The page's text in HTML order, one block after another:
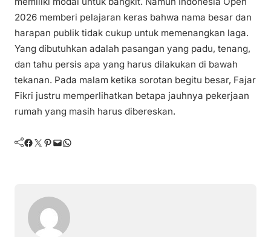
2026 memberi pelajaran keras bahwa nama besar dan
harapan publik tidak cukup untuk memenangkan laga.
Yang dibutuhkan adalah pasangan yang padu, tenang,
dan tahu persis apa yang harus dilakukan di bawah
tekanan. Pada malam ketika sorotan begitu besar, Fajar
Fikri justru memperlihatkan betapa jauhnya pekerjaan
rumah yang masih harus dibereskan.
Facebook Twitter Pinterest Mail WhatsApp